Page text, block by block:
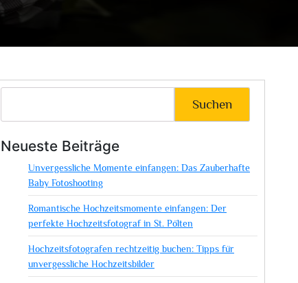
Suchen
Neueste Beiträge
Unvergessliche Momente einfangen: Das Zauberhafte
Baby Fotoshooting
Romantische Hochzeitsmomente einfangen: Der
perfekte Hochzeitsfotograf in St. Pölten
Hochzeitsfotografen rechtzeitig buchen: Tipps für
unvergessliche Hochzeitsbilder